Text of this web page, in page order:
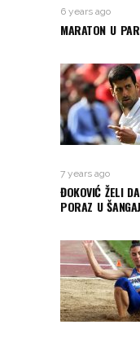
6 years ago
MARATON U
7 years ago
ĐOKOVIĆ ŽELI
PORAZ U